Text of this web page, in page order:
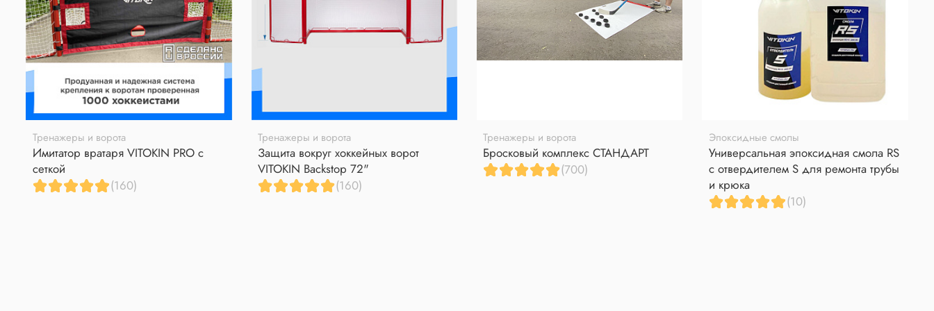
Тренажеры и ворота
Имитатор вратаря VITOKIN PRO с
сеткой
(160)
Тренажеры и ворота
Защита вокруг хоккейных ворот
VITOKIN Backstop 72"
(160)
Тренажеры и ворота
Бросковый комплекс СТАНДАРТ
(700)
Эпоксидные смолы
Универсальная эпоксидная смола RS
с отвердителем S для ремонта трубы
и крюка
(10)